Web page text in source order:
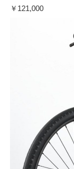
￥121,000